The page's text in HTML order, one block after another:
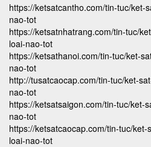
https://ketsatcantho.com/tin-tuc/ket-
nao-tot
https://ketsatnhatrang.com/tin-tuc/
loai-nao-tot
https://ketsathanoi.com/tin-tuc/ket-
nao-tot
http://tusatcaocap.com/tin-tuc/ket-
nao-tot
https://ketsatsaigon.com/tin-tuc/ket-
nao-tot
https://ketsatcaocap.com/tin-tuc/
loai-nao-tot